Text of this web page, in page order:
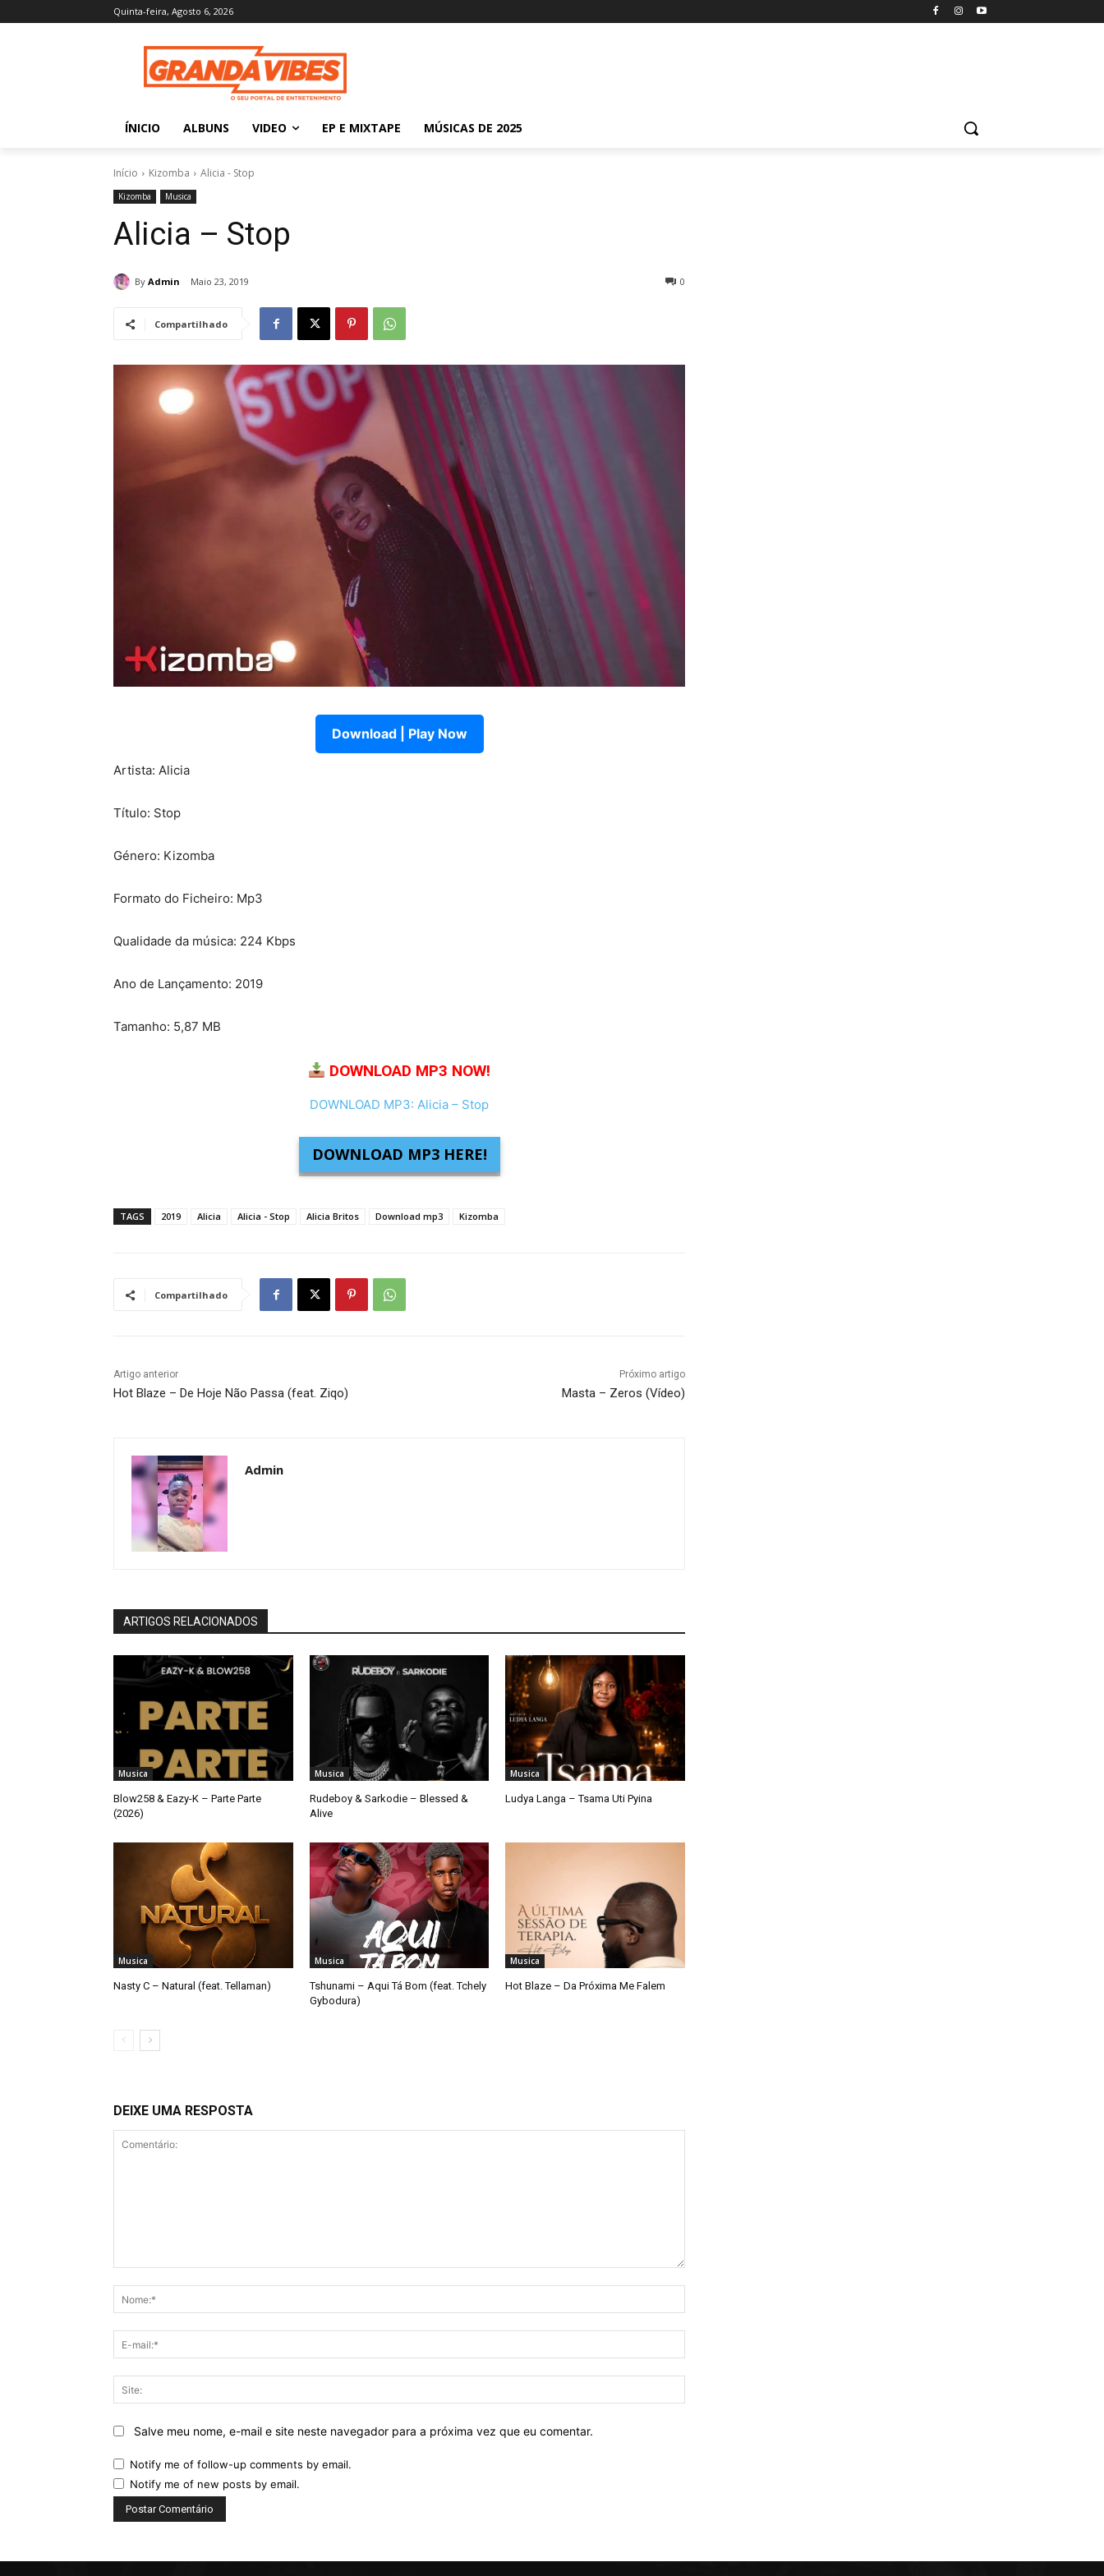
Quinta-feira, Agosto 6, 2026
ÍNICIO ALBUNS VIDEO EP E MIXTAPE MÚSICAS DE 2025
Início Kizomba Alicia - Stop
Kizomba Musica
Alicia – Stop
By Admin Maio 23, 2019 0
Compartilhado
Download | Play Now
Artista: Alicia
Título: Stop
Género: Kizomba
Formato do Ficheiro: Mp3
Qualidade da música: 224 Kbps
Ano de Lançamento: 2019
Tamanho: 5,87 MB
DOWNLOAD MP3 NOW!
DOWNLOAD MP3: Alicia – Stop
DOWNLOAD MP3 HERE!
TAGS 2019 Alicia Alicia - Stop Alicia Britos Download mp3 Kizomba
Compartilhado
Artigo anterior
Hot Blaze – De Hoje Não Passa (feat. Ziqo)
Próximo artigo
Masta – Zeros (Vídeo)
Admin
ARTIGOS RELACIONADOS
Musica
Blow258 & Eazy-K – Parte Parte
(2026)
Musica
Rudeboy & Sarkodie – Blessed &
Alive
Musica
Ludya Langa – Tsama Uti Pyina
Musica
Nasty C – Natural (feat. Tellaman)
Musica
Tshunami – Aqui Tá Bom (feat. Tchely
Gybodura)
Musica
Hot Blaze – Da Próxima Me Falem
DEIXE UMA RESPOSTA
mail:*
Salve meu nome, e-mail e site neste navegador para a próxima vez que eu comentar.
Notify me of follow-up comments by email.
Notify me of new posts by email.